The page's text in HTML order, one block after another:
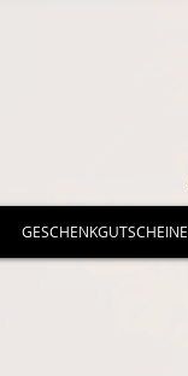
GESCHENKGUTSCHEINE